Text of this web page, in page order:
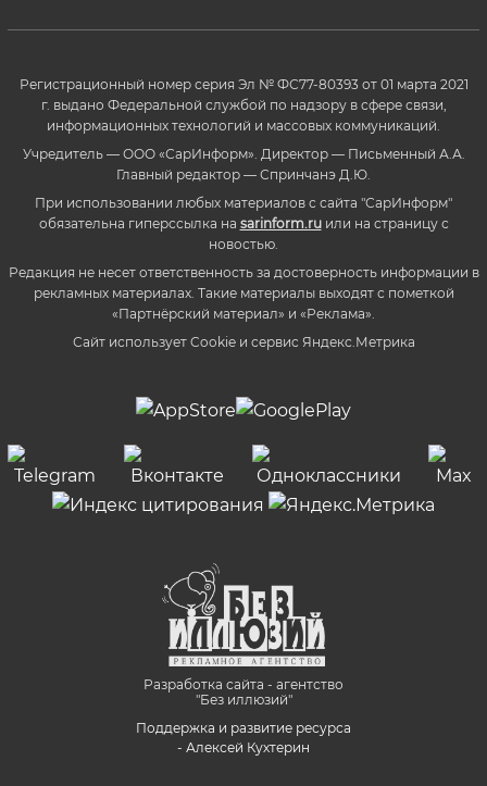
Регистрационный номер серия Эл № ФС77-80393 от 01 марта 2021
г. выдано Федеральной службой по надзору в сфере связи,
информационных технологий и массовых коммуникаций.
Учредитель — ООО «СарИнформ». Директор — Письменный А.А.
Главный редактор — Спринчанэ Д.Ю.
При использовании любых материалов с сайта "СарИнформ"
обязательна гиперссылка на sarinform.ruили на страницу с
новостью.
Редакция не несет ответственность за достоверность информации в
рекламных материалах. Такие материалы выходят с пометкой
«Партнёрский материал» и «Реклама».
Сайт использует Cookie и сервиc Яндекс.Метрика
Разработка сайта - агентство
"Без иллюзий"
Поддержка и развитие ресурса
- Алексей Кухтерин